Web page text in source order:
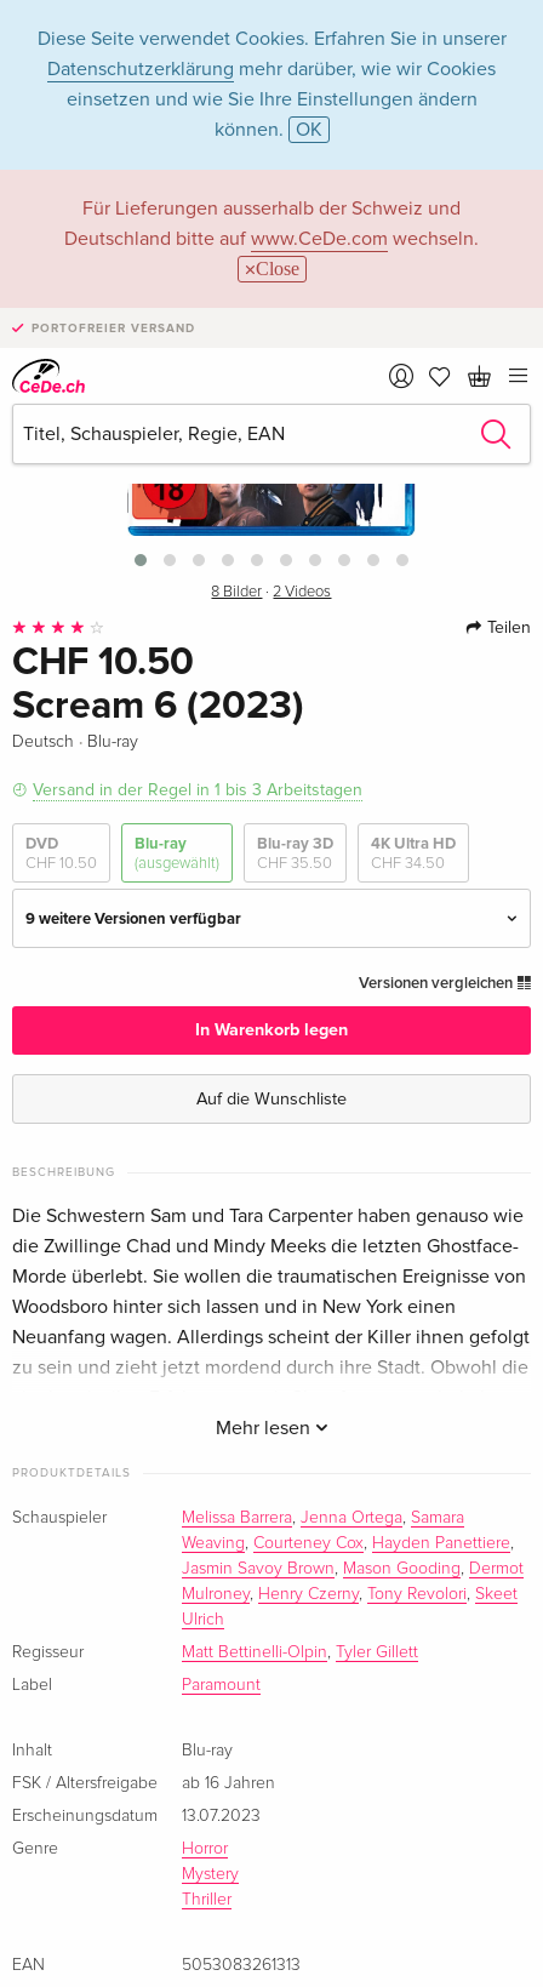
Diese Seite verwendet Cookies. Erfahren Sie in unserer
Datenschutzerklärung mehr darüber, wie wir Cookies
einsetzen und wie Sie Ihre Einstellungen ändern
können. OK
Für Lieferungen ausserhalb der Schweiz und
Deutschland bitte auf www.CeDe.com wechseln.
Close
PORTOFREIER VERSAND
›
8 Bilder ·2 Videos
Teilen
CHF 10.50
Scream 6 (2023)
Deutsch · Blu-ray
Versand in der Regel in 1 bis 3 Arbeitstagen
DVD
CHF 10.50
Blu-ray
(ausgewählt)
Blu-ray 3D
CHF 35.50
4K Ultra HD
CHF 34.50
9 weitere Versionen verfügbar
CHF 10.50
ray
Standard Edition
Englisch · UK Version
CHF 15.50
Standard Edition
Englisch · US Version
CHF 25.50
Französisch
Limited Edition, Steelbook, 4K Ultra HD + Blu-
vergriffen
Standard Edition
Limited Edition, Steelbook, 4K Ultra HD + Blu-
Italienisch
Versionen vergleichen
In Warenkorb legen
Auf die Wunschliste
BESCHREIBUNG
Mehr lesen
Die Schwestern Sam und Tara Carpenter haben genauso wie
die Zwillinge Chad und Mindy Meeks die letzten Ghostface-
Morde überlebt. Sie wollen die traumatischen Ereignisse von
Woodsboro hinter sich lassen und in New York einen
Neuanfang wagen. Allerdings scheint der Killer ihnen gefolgt
zu sein und zieht jetzt mordend durch ihre Stadt. Obwohl die
müssen sie feststellen, dass dieser Killer ganz neue Tricks
PRODUKTDETAILS
Schauspieler Melissa Barrera, Jenna Ortega, Samara
Weaving, Courteney Cox, Hayden Panettiere,
Jasmin Savoy Brown, Mason Gooding, Dermot
Mulroney, Henry Czerny, Tony Revolori, Skeet
Ulrich
Regisseur
Matt Bettinelli-Olpin, Tyler Gillett
Label
Paramount
Inhalt
Blu-ray
FSK / Altersfreigabe
ab 16 Jahren
Erscheinungsdatum
13.07.2023
Genre
Horror
Mystery
Thriller
EAN
5053083261313